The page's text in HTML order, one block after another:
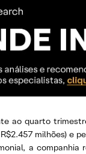
ao quarto
milhões) e
a companhia